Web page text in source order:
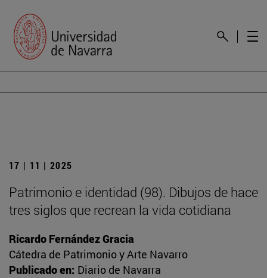
17 | 11 | 2025
Patrimonio e identidad (98). Dibujos de hace
tres siglos que recrean la vida cotidiana
Ricardo Fernández Gracia
Cátedra de Patrimonio y Arte Navarro
Publicado en: Diario de Navarra